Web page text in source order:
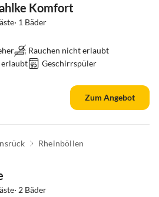
Komfort
1 Bäder
Rauchen nicht erlaubt
erlaubt
Geschirrspüler
Zum Angebot
Rheinböllen
2 Bäder